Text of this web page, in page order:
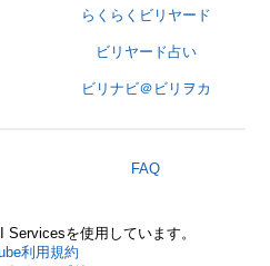
らくらくビリヤード
ビリヤード占い
ビリナビ＠ビリヲカ
FAQ
Servicesを使用しています。
利用規約